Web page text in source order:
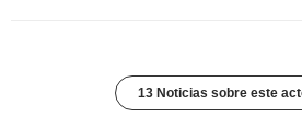
13 Noticias sobre este